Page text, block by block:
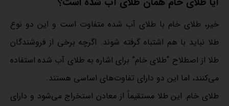
خیر، طلای خام با طلای آب شده متفاوت است و این دو نوع
طلا نباید با هم اشتباه گرفته شوند. اگرچه برخی از فروشندگان
طلا از اصطلاح “طلای خام” برای اشاره به طلای آب شده استفاده
می‌کنند، اما این دو دارای تفاوت‌های اساسی هستند.
طلای خام: این طلا مستقیماً از معادن استخراج می‌شود و دارای